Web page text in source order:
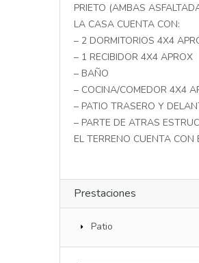
PRIETO (AMBAS
LA CASA CUENTA CON:
– 2 DORMITORIOS 4X4
– 1 RECIBIDOR 4X4 APROX
– BAÑO
– COCINA/COMEDOR 4X4
– PATIO TRASERO Y
– PARTE DE ATRAS
EL TERRENO CUENTA
Prestaciones
Patio